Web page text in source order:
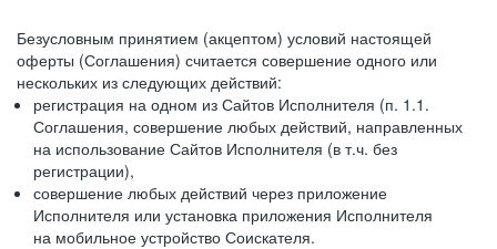
Безусловным принятием (акцептом) условий настоящей
оферты (Соглашения) считается совершение одного или
нескольких из следующих действий:
регистрация на одном из Сайтов Исполнителя (п. 1.1.
Соглашения, совершение любых действий, направленных
на использование Сайтов Исполнителя (в т.ч. без
регистрации),
совершение любых действий через приложение
Исполнителя или установка приложения Исполнителя
на мобильное устройство Соискателя.